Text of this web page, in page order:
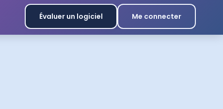
Évaluer un logiciel Me connecter